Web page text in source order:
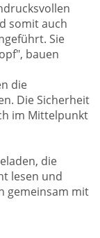
somit auch
Sie
bauen
die
Die Sicherheit
im Mittelpunkt
die
lesen und
gemeinsam mit